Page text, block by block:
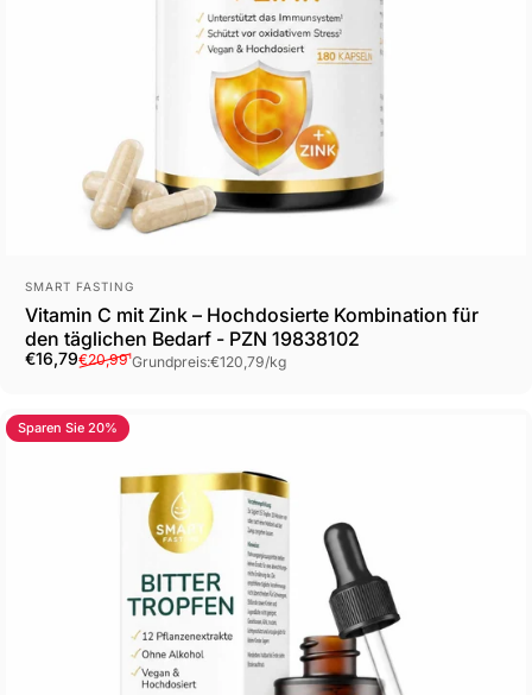
Anbieter:
SMART FASTING
Vitamin C mit Zink – Hochdosierte Kombination für
den täglichen Bedarf - PZN 19838102
Verkaufspreis
€16,79
Normaler Preis
€20,99¹Grundpreis
Grundpreis:€120,79/kg
4.5
Sparen Sie 20%